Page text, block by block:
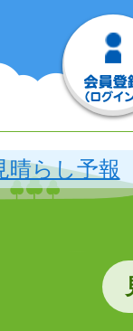
晴らし予報